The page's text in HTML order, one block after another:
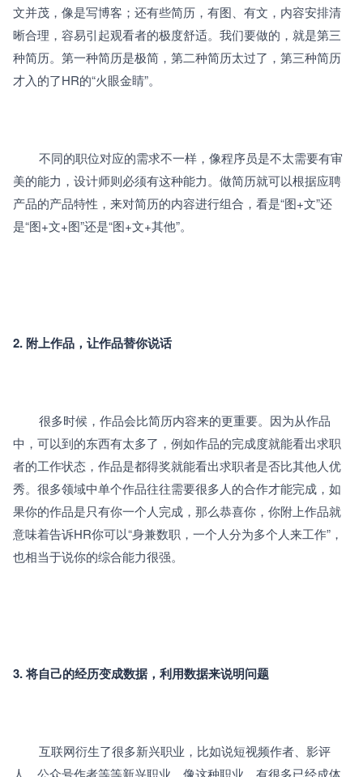
文并茂，像是写博客；还有些简历，有图、有文，内容安排清
晰合理，容易引起观看者的极度舒适。我们要做的，就是第三
种简历。第一种简历是极简，第二种简历太过了，第三种简历
才入的了HR的“火眼金睛”。
美的能力，设计师则必须有这种能力。做简历就可以根据应聘
产品的产品特性，来对简历的内容进行组合，看是“图+文”还
是“图+文+图”还是“图+文+其他”。
2. 附上作品，让作品替你说话
中，可以到的东西有太多了，例如作品的完成度就能看出求职
者的工作状态，作品是都得奖就能看出求职者是否比其他人优
秀。很多领域中单个作品往往需要很多人的合作才能完成，如
果你的作品是只有你一个人完成，那么恭喜你，你附上作品就
意味着告诉HR你可以“身兼数职，一个人分为多个人来工作”，
也相当于说你的综合能力很强。
3. 将自己的经历变成数据，利用数据来说明问题
人、公众号作者等等新兴职业。像这种职业，有很多已经成体